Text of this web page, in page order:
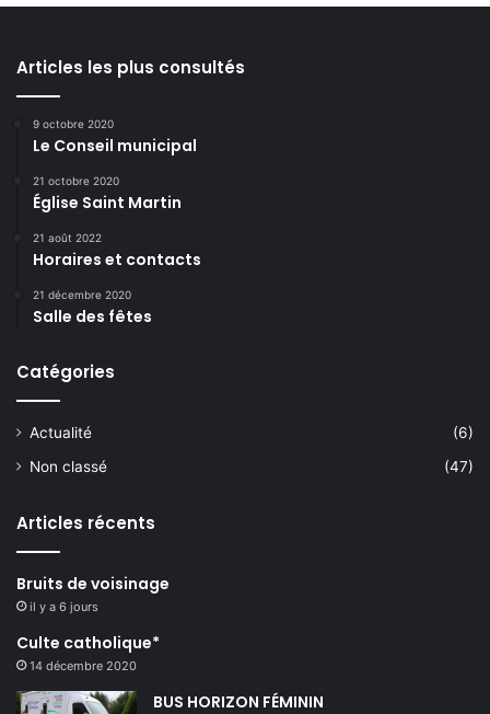
Articles les plus consultés
9 octobre 2020
Le Conseil municipal
21 octobre 2020
Église Saint Martin
21 août 2022
Horaires et contacts
21 décembre 2020
Salle des fêtes
Catégories
Actualité
(6)
Non classé
(47)
Articles récents
Bruits de voisinage
il y a 6 jours
Culte catholique*
14 décembre 2020
BUS HORIZON FÉMININ